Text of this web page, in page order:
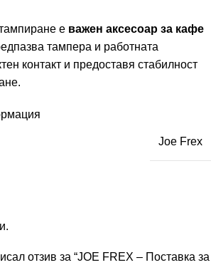
е важен аксесоар за кафе
тампера и работната
контакт и предоставя стабилност
Joe Frex
отзив за “JOE FREX – Поставка за